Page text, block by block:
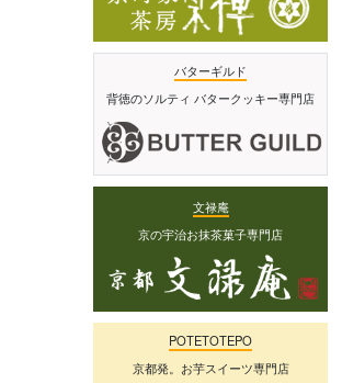
バターギルド
背徳のソルティ バタークッキー専門店
文禄庵
京の宇治お抹茶菓子専門店
POTETOTEPO
京都発。お芋スイーツ専門店